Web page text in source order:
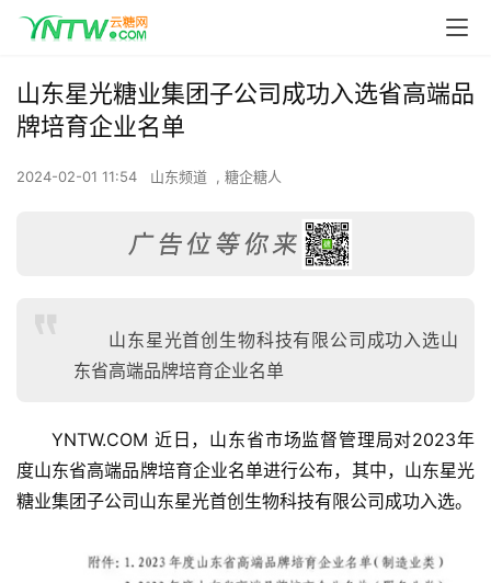
山东星光糖业集团子公司成功入选省高端品
牌培育企业名单
2024-02-01 11:54 山东频道 , 糖企糖人
山东星光首创生物科技有限公司成功入选山
东省高端品牌培育企业名单
YNTW.COM 近日，山东省市场监督管理局对2023年
度山东省高端品牌培育企业名单进行公布，其中，山东星光
糖业集团子公司山东星光首创生物科技有限公司成功入选。